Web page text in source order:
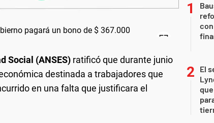
Social (ANSES) ratificó que durante junio
destinada a trabajadores que
en una falta que justificara el
El